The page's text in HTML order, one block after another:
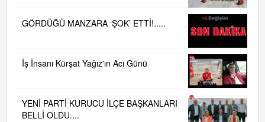
GÖRDÜĞÜ MANZARA ‘ŞOK’ ETTİ!.....
İş İnsanı Kürşat Yağız'ın Acı Günü
YENİ PARTİ KURUCU İLÇE BAŞKANLARI
BELLİ OLDU....